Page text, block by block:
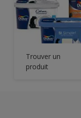
Trouver un
produit